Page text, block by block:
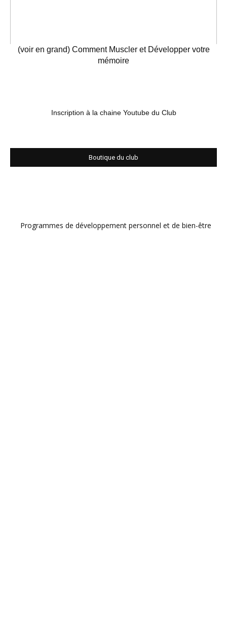
(voir en grand) Comment Muscler et Développer votre
mémoire
Inscription à la chaine Youtube du Club
Boutique du club
Programmes de développement personnel et de bien-être